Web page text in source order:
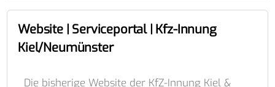
Website | Serviceportal | Kfz-Innung
Kiel/Neumünster
Die bisherige Website der KfZ-Innung Kiel &